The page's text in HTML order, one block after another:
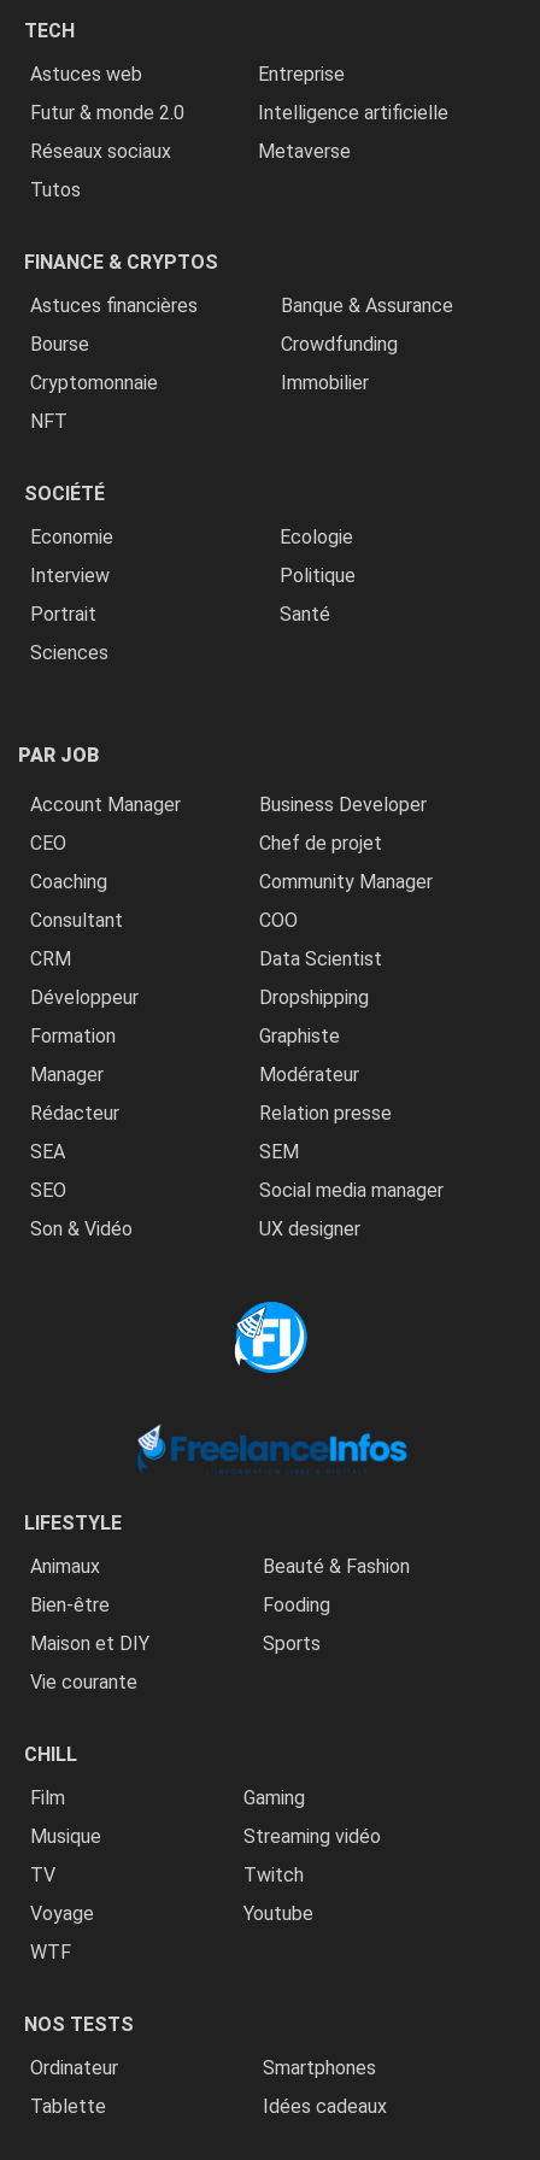
TECH
Astuces web
Entreprise
Futur & monde 2.0
Intelligence artificielle
Réseaux sociaux
Metaverse
Tutos
FINANCE & CRYPTOS
Astuces financières
Banque & Assurance
Bourse
Crowdfunding
Cryptomonnaie
Immobilier
NFT
SOCIÉTÉ
Economie
Ecologie
Interview
Politique
Portrait
Santé
Sciences
PAR JOB
Account Manager
Business Developer
CEO
Chef de projet
Coaching
Community Manager
Consultant
COO
CRM
Data Scientist
Développeur
Dropshipping
Formation
Graphiste
Manager
Modérateur
Rédacteur
Relation presse
SEA
SEM
SEO
Social media manager
Son & Vidéo
UX designer
LIFESTYLE
Animaux
Beauté & Fashion
Bien-être
Fooding
Maison et DIY
Sports
Vie courante
CHILL
Film
Gaming
Musique
Streaming vidéo
TV
Twitch
Voyage
Youtube
WTF
NOS TESTS
Ordinateur
Smartphones
Tablette
Idées cadeaux